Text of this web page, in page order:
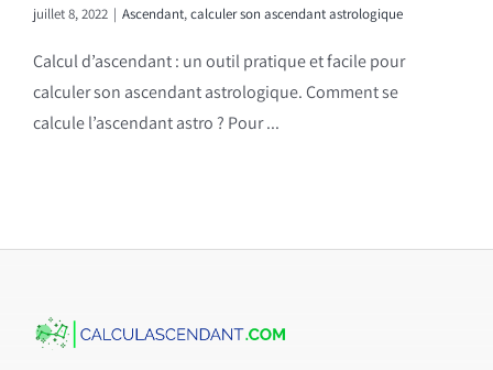
juillet 8, 2022 | Ascendant,calculer son ascendant astrologique
Calcul d’ascendant : un outil pratique et facile pour
calculer son ascendant astrologique. Comment se
calcule l’ascendant astro ? Pour ...